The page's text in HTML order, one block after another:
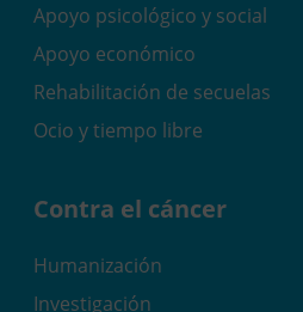
Apoyo psicológico y social
Apoyo económico
Rehabilitación de secuelas
Ocio y tiempo libre
Contra el cáncer
Humanización
Investigación